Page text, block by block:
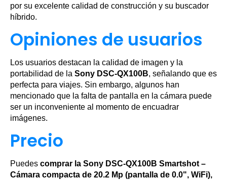
por su excelente calidad de construcción y su buscador
híbrido.
Opiniones de usuarios
Los usuarios destacan la calidad de imagen y la
portabilidad de la Sony DSC-QX100B, señalando que es
perfecta para viajes. Sin embargo, algunos han
mencionado que la falta de pantalla en la cámara puede
ser un inconveniente al momento de encuadrar
imágenes.
Precio
Puedes comprar la Sony DSC-QX100B Smartshot –
Cámara compacta de 20.2 Mp (pantalla de 0.0", WiFi),